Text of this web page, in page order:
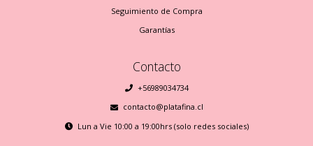
Seguimiento de Compra
Garantías
Contacto
+56989034734
contacto@platafina.cl
Lun a Vie 10:00 a 19:00hrs (solo redes sociales)